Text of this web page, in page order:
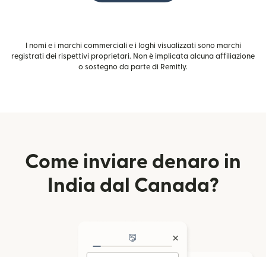
I nomi e i marchi commerciali e i loghi visualizzati sono marchi
registrati dei rispettivi proprietari. Non è implicata alcuna affiliazione
o sostegno da parte di Remitly.
Come inviare denaro in
India dal Canada?